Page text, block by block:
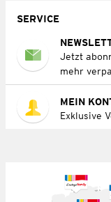
SERVICE
Jetzt
mehr
MEIN
Exklusive